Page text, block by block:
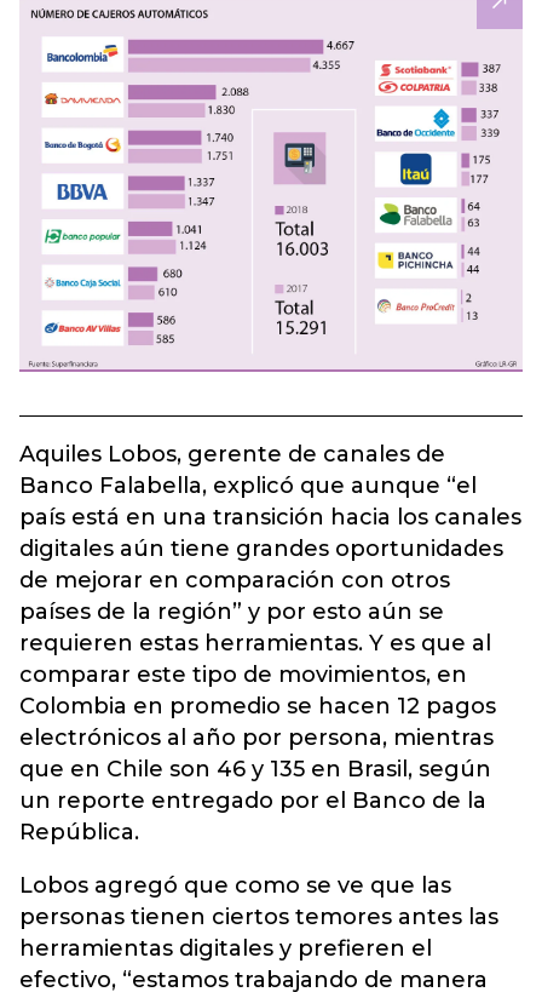
Aquiles Lobos, gerente de canales de
Banco Falabella, explicó que aunque “el
país está en una transición hacia los canales
digitales aún tiene grandes oportunidades
de mejorar en comparación con otros
países de la región” y por esto aún se
requieren estas herramientas. Y es que al
comparar este tipo de movimientos, en
Colombia en promedio se hacen 12 pagos
electrónicos al año por persona, mientras
que en Chile son 46 y 135 en Brasil, según
un reporte entregado por el Banco de la
República.
Lobos agregó que como se ve que las
personas tienen ciertos temores antes las
herramientas digitales y prefieren el
efectivo, “estamos trabajando de manera